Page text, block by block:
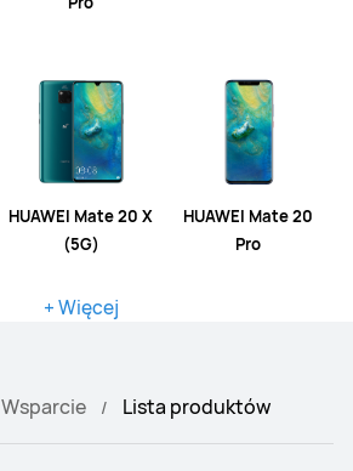
HUAWEI Mate 20 X
(5G)
HUAWEI Mate 20
Pro
+ Więcej
Wsparcie Lista produktów